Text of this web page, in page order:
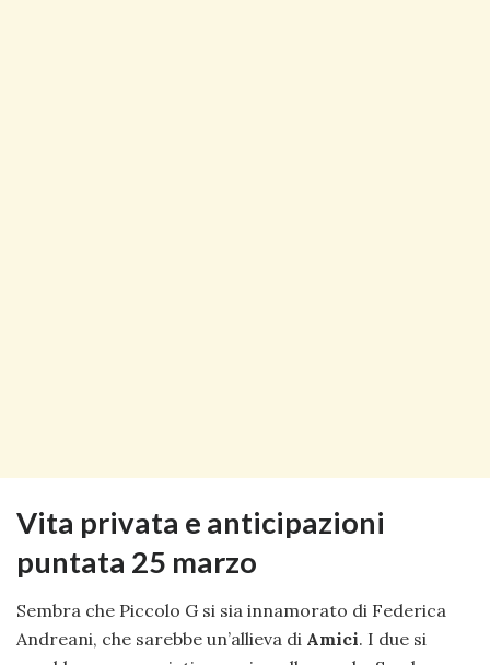
Vita privata e anticipazioni
puntata 25 marzo
Sembra che Piccolo G si sia innamorato di Federica
Andreani, che sarebbe un’allieva di Amici. I due si